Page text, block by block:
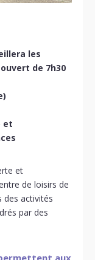
les
de 7h30
et
et
de loisirs de
des activités
par des
aux